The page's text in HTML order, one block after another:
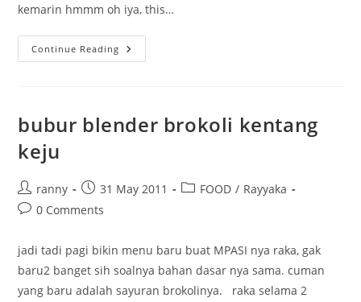
kemarin hmmm oh iya, this…
Continue Reading Raka
Goes
bubur blender brokoli kentang
keju
Post
author:
ranny
Post
published:
31 May 2011
PostFOOD / Rayyaka
Post0 Comments
jadi tadi pagi bikin menu baru buat MPASI nya raka, gak
baru2 banget sih soalnya bahan dasar nya sama. cuman
yang baru adalah sayuran brokolinya. raka selama 2